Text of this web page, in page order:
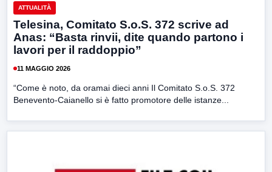
ATTUALITÀ
Telesina, Comitato S.o.S. 372 scrive ad
Anas: “Basta rinvii, dite quando partono i
lavori per il raddoppio”
11 MAGGIO 2026
“Come è noto, da oramai dieci anni Il Comitato S.o.S. 372
Benevento-Caianello si è fatto promotore delle istanze...